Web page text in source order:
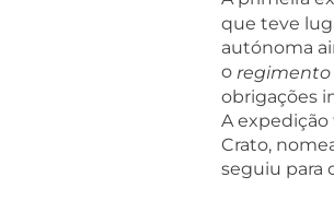
que teve
autónoma
o regimento
obrigações
A
Crato,
seguiu para